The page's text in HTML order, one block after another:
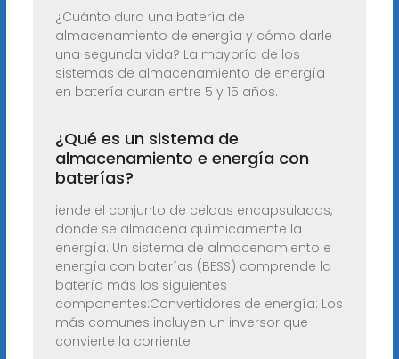
¿Cuánto dura una batería de
almacenamiento de energía y cómo darle
una segunda vida? La mayoría de los
sistemas de almacenamiento de energía
en batería duran entre 5 y 15 años.
¿Qué es un sistema de
almacenamiento e energía con
baterías?
iende el conjunto de celdas encapsuladas,
donde se almacena químicamente la
energía. Un sistema de almacenamiento e
energía con baterías (BESS) comprende la
batería más los siguientes
componentes:Convertidores de energía: Los
más comunes incluyen un inversor que
convierte la corriente